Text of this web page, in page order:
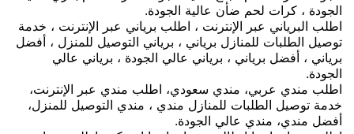
الجودة ، كرات لحم ضأن عالية الجودة.
اطلب البرياني عبر الإنترنت ، اطلب برياني عبر الإنترنت ، خدمة
توصيل الطلبات للمنازل برياني ، برياني التوصيل للمنزل ، أفضل
برياني ، أفضل برياني ، برياني عالي الجودة ، برياني عالي
الجودة.
اطلب مندي عربي، مندي سعودي، اطلب مندي عبر الإنترنت،
خدمة توصيل الطلبات للمنازل مندي ، مندي التوصيل للمنزل،
أفضل مندي، مندي عالي الجودة.